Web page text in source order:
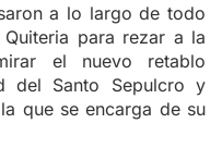
a lo largo de todo
para rezar a la
el nuevo retablo
del Santo Sepulcro y
que se encarga de su